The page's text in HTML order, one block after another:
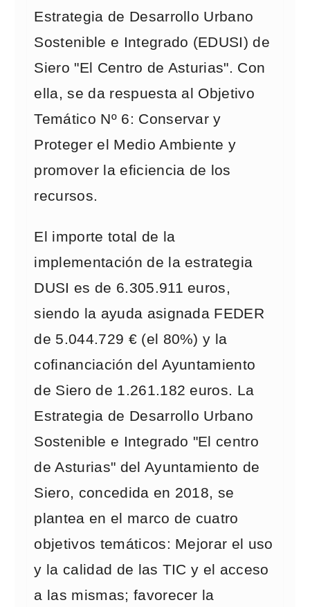
Estrategia de Desarrollo Urbano
Sostenible e Integrado (EDUSI) de
Siero "El Centro de Asturias". Con
ella, se da respuesta al Objetivo
Temático Nº 6: Conservar y
Proteger el Medio Ambiente y
promover la eficiencia de los
recursos.
El importe total de la
implementación de la estrategia
DUSI es de 6.305.911 euros,
siendo la ayuda asignada FEDER
de 5.044.729 € (el 80%) y la
cofinanciación del Ayuntamiento
de Siero de 1.261.182 euros. La
Estrategia de Desarrollo Urbano
Sostenible e Integrado "El centro
de Asturias" del Ayuntamiento de
Siero, concedida en 2018, se
plantea en el marco de cuatro
objetivos temáticos: Mejorar el uso
y la calidad de las TIC y el acceso
a las mismas; favorecer la